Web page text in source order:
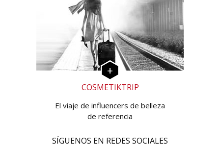
COSMETIKTRIP
El viaje de influencers de belleza
de referencia
SÍGUENOS EN REDES SOCIALES